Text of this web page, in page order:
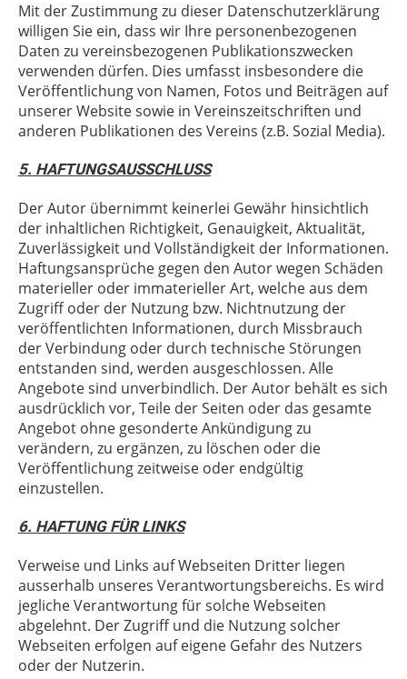
Mit der Zustimmung zu dieser Datenschutzerklärung
willigen Sie ein, dass wir Ihre personenbezogenen
Daten zu vereinsbezogenen Publikationszwecken
verwenden dürfen. Dies umfasst insbesondere die
Veröffentlichung von Namen, Fotos und Beiträgen auf
unserer Website sowie in Vereinszeitschriften und
anderen Publikationen des Vereins (z.B. Sozial Media).
5. HAFTUNGSAUSSCHLUSS
Der Autor übernimmt keinerlei Gewähr hinsichtlich
der inhaltlichen Richtigkeit, Genauigkeit, Aktualität,
Zuverlässigkeit und Vollständigkeit der Informationen.
Haftungsansprüche gegen den Autor wegen Schäden
materieller oder immaterieller Art, welche aus dem
Zugriff oder der Nutzung bzw. Nichtnutzung der
veröffentlichten Informationen, durch Missbrauch
der Verbindung oder durch technische Störungen
entstanden sind, werden ausgeschlossen. Alle
Angebote sind unverbindlich. Der Autor behält es sich
ausdrücklich vor, Teile der Seiten oder das gesamte
Angebot ohne gesonderte Ankündigung zu
verändern, zu ergänzen, zu löschen oder die
Veröffentlichung zeitweise oder endgültig
einzustellen.
6. HAFTUNG FÜR LINKS
Verweise und Links auf Webseiten Dritter liegen
ausserhalb unseres Verantwortungsbereichs. Es wird
jegliche Verantwortung für solche Webseiten
abgelehnt. Der Zugriff und die Nutzung solcher
Webseiten erfolgen auf eigene Gefahr des Nutzers
oder der Nutzerin.